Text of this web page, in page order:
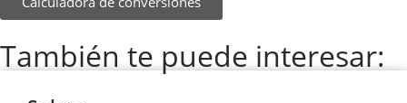
También te puede interesar: